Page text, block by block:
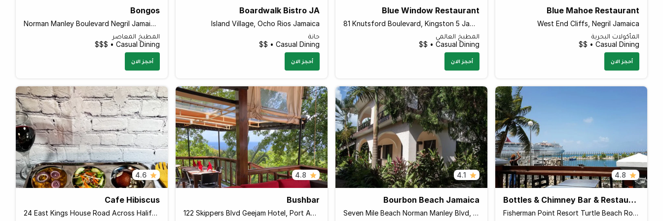
Blue Mahoe Restaurant
West End Cliffs, Negril Jamaica
المأكولات البحرية
Casual Dining • $$
أحجز الان
Blue Window Restaurant
81 Knutsford Boulevard, Kingston 5 Jamaica Pegasus Hotel, Kingston Jamaica
المطبخ العالمي
Casual Dining • $$
أحجز الان
Boardwalk Bistro JA
Island Village, Ocho Rios Jamaica
حانة
Casual Dining • $$
أحجز الان
Bongos
Norman Manley Boulevard Negril Jamaica, Negril Jamaica
المطبخ المعاصر
Casual Dining • $$$
أحجز الان
4.8
Bottles & Chimney Bar & Restaurant
Fisherman Point Resort Turtle Beach Road, Ocho Rios 00135 Jamaica
4.1
Bourbon Beach Jamaica
Seven Mile Beach Norman Manley Blvd, Negril JMDWD14 Jamaica
4.8
Bushbar
122 Skippers Blvd Geejam Hotel, Port Antonio Jamaica
4.6
Cafe Hibiscus
24 East Kings House Road Across Halifax Avenue, Kingston Jamaica